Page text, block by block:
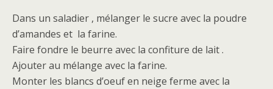
Dans un saladier , mélanger le sucre avec la poudre
d’amandes et la farine.
Faire fondre le beurre avec la confiture de lait .
Ajouter au mélange avec la farine.
Monter les blancs d’oeuf en neige ferme avec la